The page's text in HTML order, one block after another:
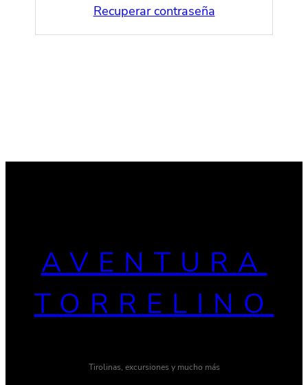
Recuperar contraseña
AVENTURA
TORRELINO
Tirolinas, excursiones y mucho más